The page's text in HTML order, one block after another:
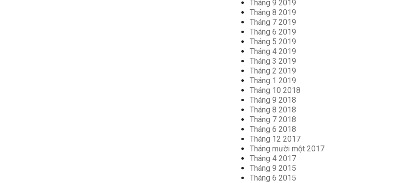
Tháng 9 2019
Tháng 8 2019
Tháng 7 2019
Tháng 6 2019
Tháng 5 2019
Tháng 4 2019
Tháng 3 2019
Tháng 2 2019
Tháng 1 2019
Tháng 10 2018
Tháng 9 2018
Tháng 8 2018
Tháng 7 2018
Tháng 6 2018
Tháng 12 2017
Tháng mười một 2017
Tháng 4 2017
Tháng 9 2015
Tháng 6 2015